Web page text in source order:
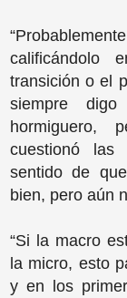
calificándolo
transición o el
siempre
hormiguero,
cuestionó las
sentido de
bien, pero aún
“Si la macro
la micro, esto
y en los